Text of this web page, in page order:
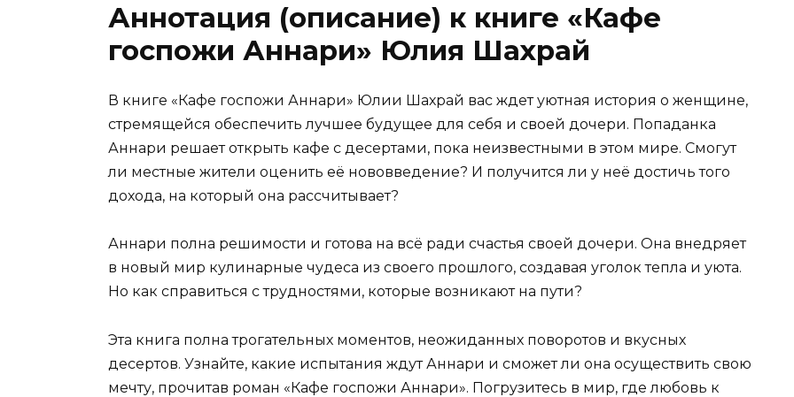
Аннотация (описание) к книге «Кафе
госпожи Аннари» Юлия Шахрай
В книге «Кафе госпожи Аннари» Юлии Шахрай вас ждет уютная история о женщине,
стремящейся обеспечить лучшее будущее для себя и своей дочери. Попаданка
Аннари решает открыть кафе с десертами, пока неизвестными в этом мире. Смогут
ли местные жители оценить её нововведение? И получится ли у неё достичь того
дохода, на который она рассчитывает?
Аннари полна решимости и готова на всё ради счастья своей дочери. Она внедряет
в новый мир кулинарные чудеса из своего прошлого, создавая уголок тепла и уюта.
Но как справиться с трудностями, которые возникают на пути?
Эта книга полна трогательных моментов, неожиданных поворотов и вкусных
десертов. Узнайте, какие испытания ждут Аннари и сможет ли она осуществить свою
мечту, прочитав роман «Кафе госпожи Аннари». Погрузитесь в мир, где любовь к